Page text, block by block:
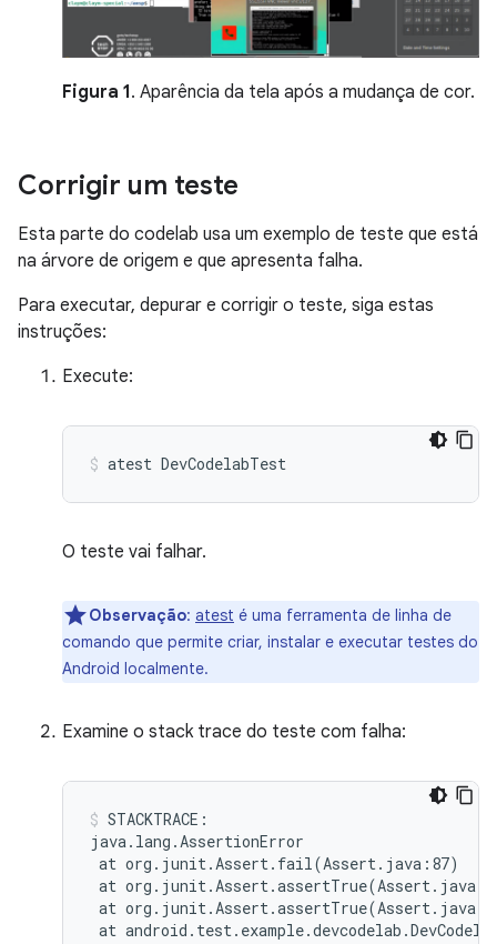
Figura 1. Aparência da tela após a mudança de cor.
Corrigir um teste
Esta parte do codelab usa um exemplo de teste que está
na árvore de origem e que apresenta falha.
Para executar, depurar e corrigir o teste, siga estas
instruções:
Execute:
atest DevCodelabTest
O teste vai falhar.
Observação: atest é uma ferramenta de linha de
comando que permite criar, instalar e executar testes do
Android localmente.
Examine o stack trace do teste com falha:
STACKTRACE:
at org.junit.Assert.fail(Assert.java:87)
at org.junit.Assert.assertTrue(
at org.junit.Assert.assertTrue(
at